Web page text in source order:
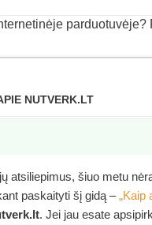
NUTVERK.LT
atsiliepimus, šiuo metu
paskaityti šį gidą –„Kaip
. Jei jau esate